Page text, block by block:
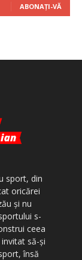
ABONAȚI-VĂ
sport, din
oricărei
şi nu
s-
ceea
să-şi
însă